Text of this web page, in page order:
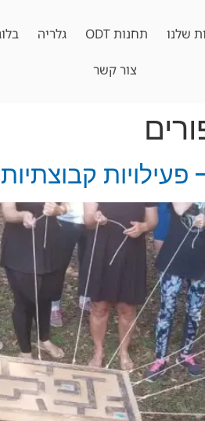
שלנו תחנות ODT גלריה
צור קשר